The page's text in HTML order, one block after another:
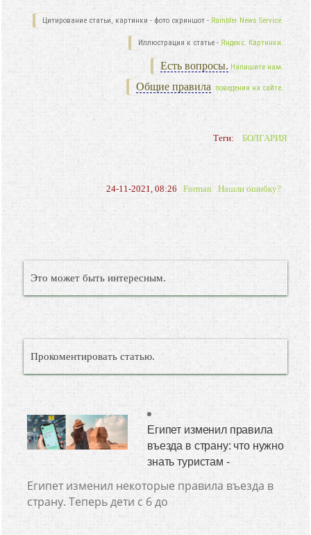
Цитирование статьи, картинки - фото скриншот - Rambler News Service.
Иллюстрация к статье - Яндекс. Картинки.
Есть вопросы. Напишите нам.
Общие правила поведения на сайте.
Теги: БОЛГАРИЯ
24-11-2021, 08:26 Forman Нашли ошибку?
Это может быть интересным.
Прокоментировать статью.
Египет изменил правила
въезда в страну: что нужно
знать туристам -
Египет изменил некоторые правила въезда в
страну. Теперь дети с 6 до